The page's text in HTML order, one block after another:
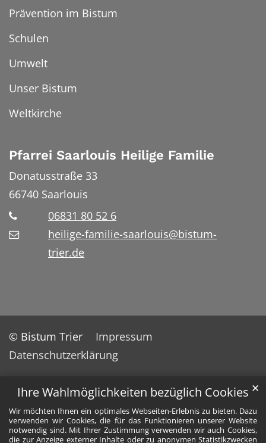
Ihre Wahlmöglichkeiten bezüglich Cookies
Wir möchten Ihnen ein optimales Webseiten-Erlebnis zu bieten. Dazu
verwenden wir Cookies, die für das Funktionieren unserer Website
notwendig sind. Mit Ihrer Zustimmung verwenden wir auch Cookies,
die zur Anzeige externer Inhalte oder zu anonymen Statistikzwecken
✕
Prävention im Bistum
Schulen
Umwelt
Unser Bistum
Weltkirche
Pfarrei Saarlouis Heilige Familie
Donatusstraße 33
66740 Saarlouis
06831 80 52 6
heilige-familie-saarlouis@bistum-
trier.de
© Bistum Trier
Impressum
Datenschutzerklärung